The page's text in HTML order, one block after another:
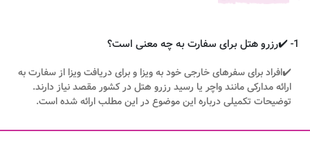
1- ✔️رزرو هتل برای سفارت به چه معنی است؟
✔️افراد برای سفرهای خارجی خود به ویزا و برای دریافت ویزا از سفارت به
ارائه مدارکی مانند واچر یا رسید رزرو هتل در کشور مقصد نیاز دارند.
توضیحات تکمیلی درباره این موضوع در این مطلب ارائه شده است.